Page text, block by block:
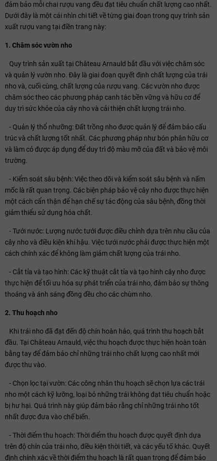
đảm bảo mỗi chai rượu vang đều đạt tiêu chuẩn chất lượng cao nhất.
Dưới đây là một cái nhìn chi tiết về từng giai đoạn trong quy trình sản
xuất rượu vang tại điền trang này:
1. Chăm sóc vườn nho
Quy trình sản xuất tại Château Arnauld bắt đầu với việc chăm sóc
và quản lý vườn nho. Đây là giai đoạn quyết định chất lượng của trái
nho và, cuối cùng, chất lượng của rượu vang. Các vườn nho được
chăm sóc theo các phương pháp canh tác bền vững và hữu cơ để
duy trì sức khỏe của cây nho và cải thiện chất lượng trái nho.
- Quản lý thổ nhưỡng: Đất trồng nho được quản lý để đảm bảo cấu
trúc và chất lượng tốt nhất. Các phương pháp như bón phân hữu cơ
và làm cỏ được áp dụng để duy trì độ màu mỡ của đất và bảo vệ môi
trường.
- Kiểm soát sâu bệnh: Việc theo dõi và kiểm soát sâu bệnh và nấm
mốc là rất quan trọng. Các biện pháp bảo vệ cây nho được thực hiện
một cách cẩn thận để hạn chế sự tác động của sâu bệnh, đồng thời
giảm thiểu sử dụng hóa chất.
- Tưới nước: Lượng nước tưới được điều chỉnh dựa trên nhu cầu của
cây nho và điều kiện khí hậu. Việc tưới nước phải được thực hiện một
cách chính xác để không làm giảm chất lượng của trái nho.
- Cắt tỉa và tạo hình: Các kỹ thuật cắt tỉa và tạo hình cây nho được
thực hiện để tối ưu hóa sự phát triển của trái nho, đảm bảo sự thông
thoáng và ánh sáng đồng đều cho các chùm nho.
2. Thu hoạch nho
Khi trái nho đã đạt đến độ chín hoàn hảo, quá trình thu hoạch bắt
đầu. Tại Château Arnauld, việc thu hoạch được thực hiện hoàn toàn
bằng tay để đảm bảo chỉ những trái nho chất lượng cao nhất mới
được thu vào.
- Chọn lọc tại vườn: Các công nhân thu hoạch sẽ chọn lựa các trái
nho một cách kỹ lưỡng, loại bỏ những trái không đạt tiêu chuẩn hoặc
bị hư hại. Quá trình này giúp đảm bảo rằng chỉ những trái nho tốt
nhất được đưa vào chế biến.
- Thời điểm thu hoạch: Thời điểm thu hoạch được quyết định dựa
trên độ chín của trái nho, điều kiện thời tiết, và các yếu tố khác. Quyết
định chính xác về thời điểm thu hoạch là rất quan trọng để đảm bảo